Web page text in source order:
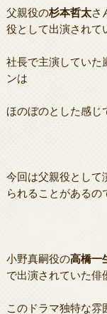
父親役の杉本哲太さ
役として出演されて
社長で主演していた
ンは
ほのぼのとした感じ
今回は父親役として
られることがあるの
小野真嗣役の高橋一
で出演されていた俳
このドラマ独特な雰